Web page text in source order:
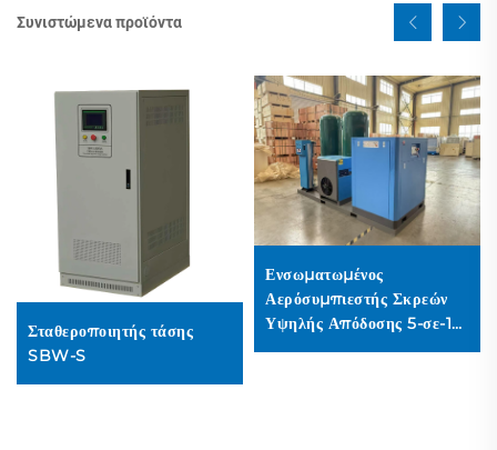
Συνιστώμενα προϊόντα
Σταθεροποιητής τάσης
SBW-S
Ενσωματωμένος
Αερόσυμπιεστής Σκρεών
Υψηλής Απόδοσης 5-σε-1
για Λέιζερ Κοπή (16 Bar /